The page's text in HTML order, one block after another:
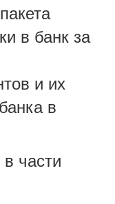
в банк за
и их
в
части